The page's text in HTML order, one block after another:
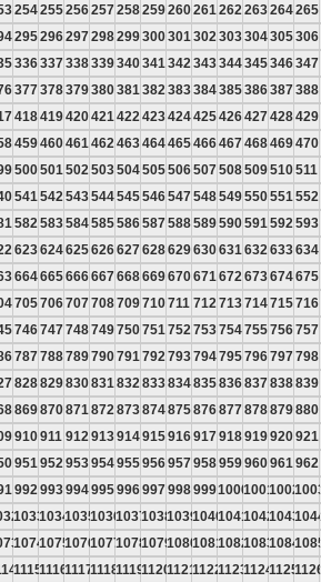
254255256257258259260261 262 263264265
295296297298299300301 302 303304305306
336337338339340341 342 343344345346347
377378379380381 382 383384385386387388
418419420421 422 423424425426427428429
459460461 462 463464465466467468469470
500501 502 503504505506507508509510511
541 542 543544545546547548549550551 552
582 583584585586587588589590591 592 593
623624625626627628629630631 632 633634
664665666667668669670671 672 673674675
705706707708709710711 712 713714715716
746747748749750751 752 753754755756757
787788789790791 792 793794795796797798
828829830831 832 833834835836837838839
869870871 872 873874875876877878879880
910911 912 913914915916917918919920921
951 952 953954955956957958959960961 962
992 993994995996997998999100010011002
10331034103510361037103810391040104110421043
10741075107610771078107910801081108210831084
11151116111711181119112011211122112311241125